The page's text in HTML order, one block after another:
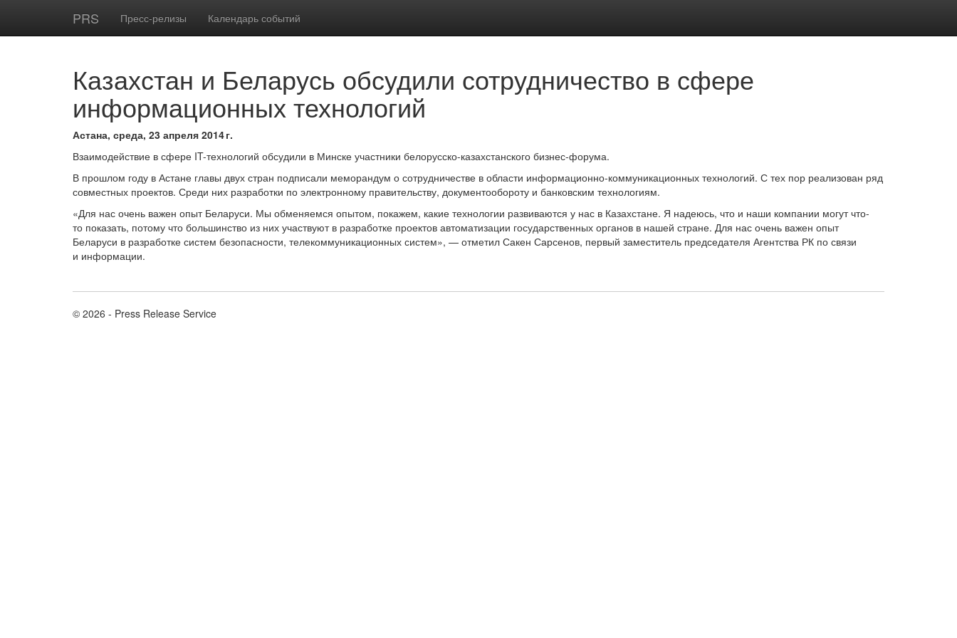
PRS Пресс-релизы Календарь событий
Казахстан и Беларусь обсудили сотрудничество в сфере
информационных технологий
Астана, среда, 23 апреля 2014 г.
Взаимодействие в сфере IT-технологий обсудили в Минске участники белорусско-казахстанского бизнес-форума.
В прошлом году в Астане главы двух стран подписали меморандум о сотрудничестве в области информационно-коммуникационных технологий. С тех пор реализован ряд
совместных проектов. Среди них разработки по электронному правительству, документообороту и банковским технологиям.
«Для нас очень важен опыт Беларуси. Мы обменяемся опытом, покажем, какие технологии развиваются у нас в Казахстане. Я надеюсь, что и наши компании могут что-
то показать, потому что большинство из них участвуют в разработке проектов автоматизации государственных органов в нашей стране. Для нас очень важен опыт
Беларуси в разработке систем безопасности, телекоммуникационных систем», — отметил Сакен Сарсенов, первый заместитель председателя Агентства РК по связи
и информации.
© 2026 - Press Release Service